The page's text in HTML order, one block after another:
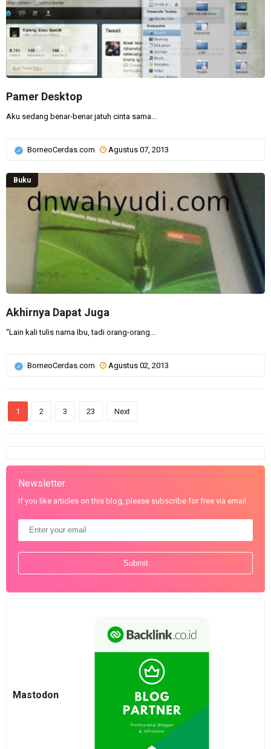
Pamer Desktop
Aku sedang benar-benar jatuh cinta sama...
BorneoCerdas.com Agustus 07, 2013
Akhirnya Dapat Juga
Buku
“Lain kali tulis nama Ibu, tadi orang-orang...
BorneoCerdas.com Agustus 02, 2013
1 2 3 23 Next
Newsletter
If you like articles on this blog, please subscribe for free via email.
Mastodon